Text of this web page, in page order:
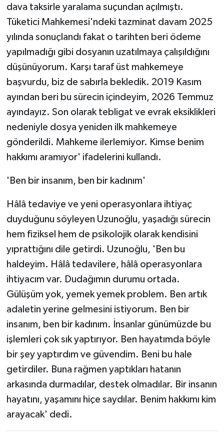
dava taksirle yaralama suçundan açılmıştı.
Tüketici Mahkemesi'ndeki tazminat davam 2025
yılında sonuçlandı fakat o tarihten beri ödeme
yapılmadığı gibi dosyanın uzatılmaya çalışıldığını
düşünüyorum. Karşı taraf üst mahkemeye
başvurdu, biz de sabırla bekledik. 2019 Kasım
ayından beri bu sürecin içindeyim, 2026 Temmuz
ayındayız. Son olarak tebligat ve evrak eksiklikleri
nedeniyle dosya yeniden ilk mahkemeye
gönderildi. Mahkeme ilerlemiyor. Kimse benim
hakkımı aramıyor' ifadelerini kullandı.
'Ben bir insanım, ben bir kadınım'
Hâlâ tedaviye ve yeni operasyonlara ihtiyaç
duyduğunu söyleyen Uzunoğlu, yaşadığı sürecin
hem fiziksel hem de psikolojik olarak kendisini
yıprattığını dile getirdi. Uzunoğlu, 'Ben bu
haldeyim. Hâlâ tedavilere, hâlâ operasyonlara
ihtiyacım var. Dudağımın durumu ortada.
Gülüşüm yok, yemek yemek problem. Ben artık
adaletin yerine gelmesini istiyorum. Ben bir
insanım, ben bir kadınım. İnsanlar günümüzde bu
işlemleri çok sık yaptırıyor. Ben hayatımda böyle
bir şey yaptırdım ve güvendim. Beni bu hale
getirdiler. Buna rağmen yaptıkları hatanın
arkasında durmadılar, destek olmadılar. Bir insanın
hayatını, yaşamını hiçe saydılar. Benim hakkımı kim
arayacak' dedi.